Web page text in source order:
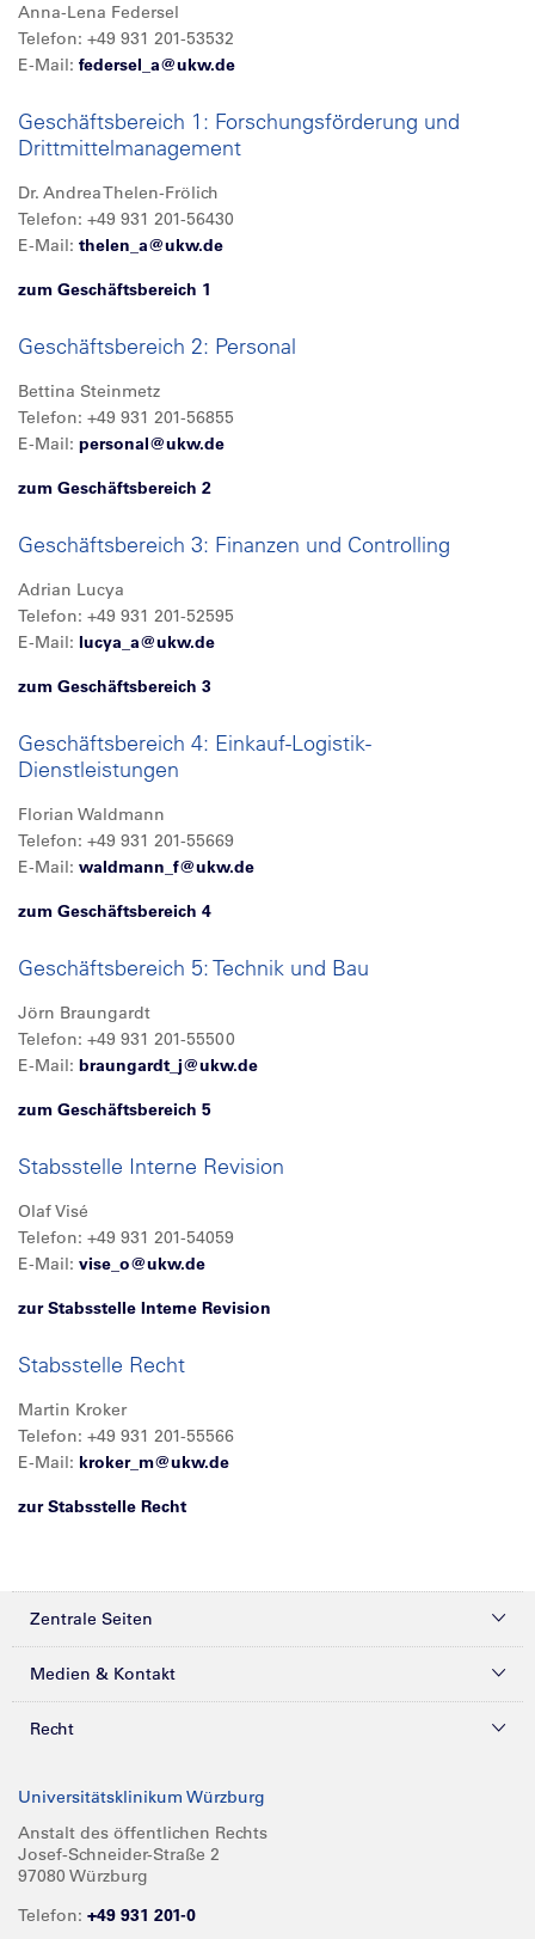
Anna-Lena Federsel
Telefon: +49 931 201-53532
E-Mail: federsel_a@ukw.de
Geschäftsbereich 1: Forschungsförderung und
Drittmittelmanagement
Dr. Andrea Thelen-Frölich
Telefon: +49 931 201-56430
E-Mail: thelen_a@ukw.de
zum Geschäftsbereich 1
Geschäftsbereich 2: Personal
Bettina Steinmetz
Telefon: +49 931 201-56855
E-Mail: personal@ukw.de
zum Geschäftsbereich 2
Geschäftsbereich 3: Finanzen und Controlling
Adrian Lucya
Telefon: +49 931 201-52595
E-Mail: lucya_a@ukw.de
zum Geschäftsbereich 3
Geschäftsbereich 4: Einkauf-Logistik-
Dienstleistungen
Florian Waldmann
Telefon: +49 931 201-55669
E-Mail: waldmann_f@ukw.de
zum Geschäftsbereich 4
Geschäftsbereich 5: Technik und Bau
Jörn Braungardt
Telefon: +49 931 201-55500
E-Mail: braungardt_j@ukw.de
zum Geschäftsbereich 5
Stabsstelle Interne Revision
Olaf Visé
Telefon: +49 931 201-54059
E-Mail: vise_o@ukw.de
zur Stabsstelle Interne Revision
Stabsstelle Recht
Martin Kroker
Telefon: +49 931 201-55566
E-Mail: kroker_m@ukw.de
zur Stabsstelle Recht
Zentrale Seiten
Kliniken & Zentren
Forschung
Karriere
Medien & Kontakt
Presse
Glossar
Spenden
Recht
Compliance
Impressum
Barrierefreiheit
Universitätsklinikum Würzburg
Anstalt des öffentlichen Rechts
Josef-Schneider-Straße 2
97080 Würzburg
Telefon: +49 931 201-0